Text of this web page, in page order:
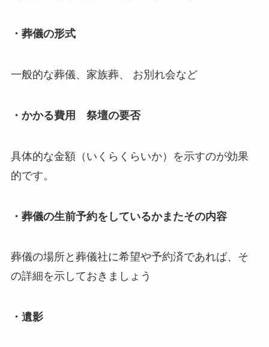
・葬儀の形式
一般的な葬儀、家族葬、 お別れ会など
・かかる費用 祭壇の要否
具体的な金額（いくらくらいか）を示すのが効果
的です。
・葬儀の生前予約をしているかまたその内容
葬儀の場所と葬儀社に希望や予約済であれば、そ
の詳細を示しておきましょう
・遺影